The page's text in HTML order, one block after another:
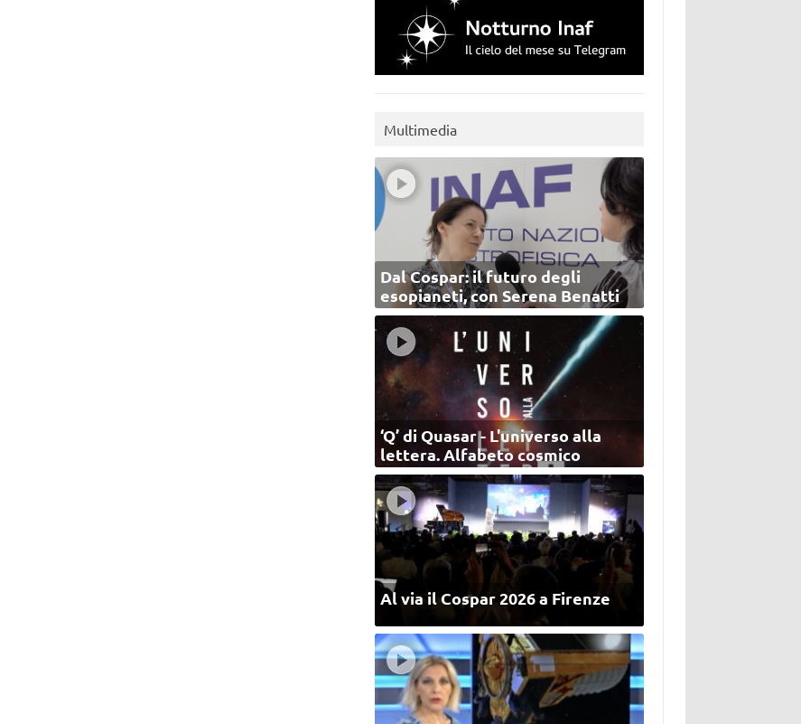
Multimedia
Dal Cospar: il futuro degli
esopianeti, con Serena Benatti
‘Q’ di Quasar - L'universo alla
lettera. Alfabeto cosmico
Al via il Cospar 2026 a Firenze